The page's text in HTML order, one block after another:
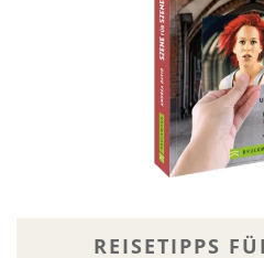
REISETIPPS